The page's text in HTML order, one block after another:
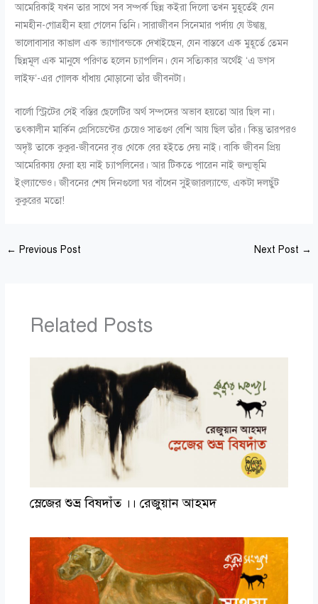
আমেরিকাই যখন তার সাথে সব সম্পর্ক ছিন্ন কইরা দিলো তখন মুহূর্তেই যেন
নামহীন-গোত্রহীন হয়া গেলেন তিনি। সারাজীবন সিনেমার পর্দায় যে উদ্বাস্তু,
ভালোবাসার কাঙাল এক ভ্যাগাবন্ডকে দেখাইছেন, যেন বাস্তবে এক মুহূর্তে তেমন
ছিন্নমূল এক মানুষে পরিণত হলেন চ্যাপলিন। যেন সত্যিকার অর্থেই ‘এ ডগস
লাইফ’-এর গোলক ধাঁধায় মোড়ানো তাঁর জীবনটা।
বার্লো স্ট্রিটের সেই বস্তির ছেলেটির অর্থ সম্পদের অভাব হয়তো আর ছিল না।
তৎকালীন মার্কিন প্রেসিডেন্টের চেয়েও সাতগুণ বেশি আয় ছিল তাঁর। কিন্তু তারপরও
অদৃষ্ট তাকে কুকুর-জীবনের বৃত্ত থেকে বের হইতে দেয় নাই। বাকি জীবন প্রিয়
আমেরিকায় ফেরা হয় নাই চ্যাপলিনের। আর টিকতে পারেন নাই জন্মভূমি
ইংল্যান্ডেও। জীবনের শেষ দিনগুলো ঘর বাঁধেন সুইজারল্যান্ডে, একটা দলছুঁট
কুকুরের মতো!
← Previous Post Next Post →
Related Posts
স্লেজের শুভ্র বিষদাঁত ।। রেজুয়ান আহমদ